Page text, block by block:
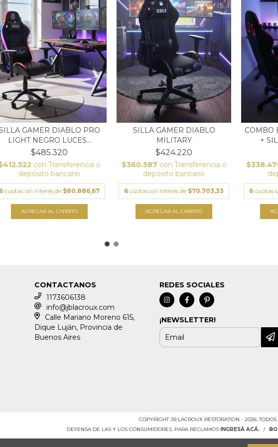
GAMER DIABLO PRO
LIGHT NEGRO LUCES...
$485.320
con Transferencia o
depósito bancario
6 cuotas sin interés de $80.886,67
SILLA GAMER DIABLO
MILITARY
$424.220
$360.587 con Transferencia o
depósito bancario
6 cuotas sin interés de $70.703,33
COMBO
+
6 cuotas
CONTACTANOS
1173606138
info@jblacroux.com
Calle Mariano Moreno 615,
Dique Luján, Provincia de
Buenos Aires
REDES SOCIALES
¡NEWSLETTER!
COPYRIGHT JB LACROUX RESTORATION - 2026.
DEFENSA DE LAS Y LOS CONSUMIDORES. PARA RECLAMOS INGRESÁ ACÁ. /